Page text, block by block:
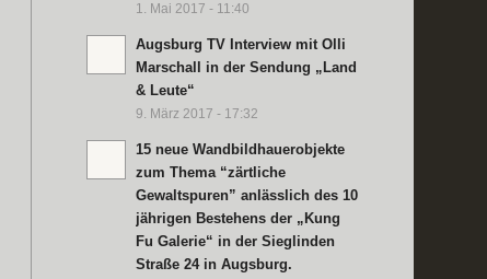
1. Mai 2017 - 11:40
Augsburg TV Interview mit Olli
Marschall in der Sendung „Land
& Leute“
9. März 2017 - 17:32
15 neue Wandbildhauerobjekte
zum Thema “zärtliche
Gewaltspuren” anlässlich des 10
jährigen Bestehens der „Kung
Fu Galerie“ in der Sieglinden
Straße 24 in Augsburg.